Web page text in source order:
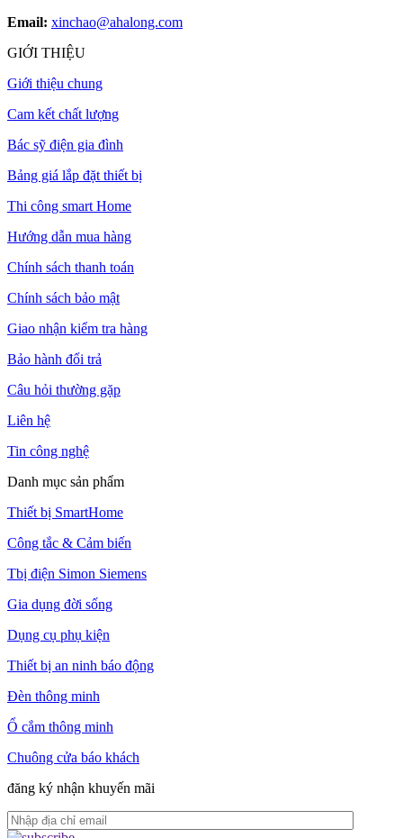
Email: xinchao@ahalong.com
GIỚI THIỆU
Giới thiệu chung
Cam kết chất lượng
Bác sỹ điện gia đình
Bảng giá lắp đặt thiết bị
Thi công smart Home
Hướng dẫn mua hàng
Chính sách thanh toán
Chính sách bảo mật
Giao nhận kiểm tra hàng
Bảo hành đổi trả
Câu hỏi thường gặp
Liên hệ
Tin công nghệ
Danh mục sản phẩm
Thiết bị SmartHome
Công tắc & Cảm biến
Tbị điện Simon Siemens
Gia dụng đời sống
Dụng cụ phụ kiện
Thiết bị an ninh báo động
Đèn thông minh
Ổ cắm thông minh
Chuông cửa báo khách
đăng ký nhận khuyến mãi